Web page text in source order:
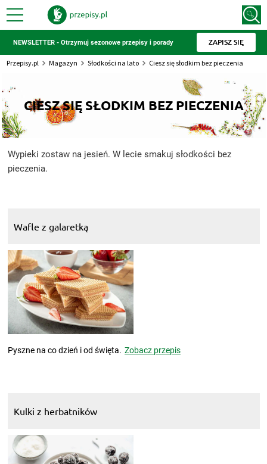
NEWSLETTER - Otrzymuj sezonowe przepisy i porady ZAPISZ SIĘ
Przepisy.pl Magazyn Słodkości na lato Ciesz się słodkim bez pieczenia
CIESZ SIĘ SŁODKIM BEZ PIECZENIA
Wypieki zostaw na jesień. W lecie smakuj słodkości bez
pieczenia.
Wafle z galaretką
Pyszne na co dzień i od święta. Zobacz przepis
Kulki z herbatników